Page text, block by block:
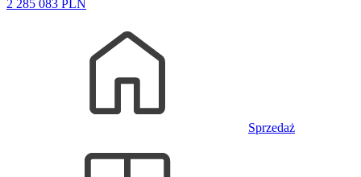
2 285 083 PLN
Sprzedaż